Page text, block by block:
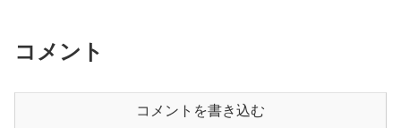
コメント
コメントを書き込む